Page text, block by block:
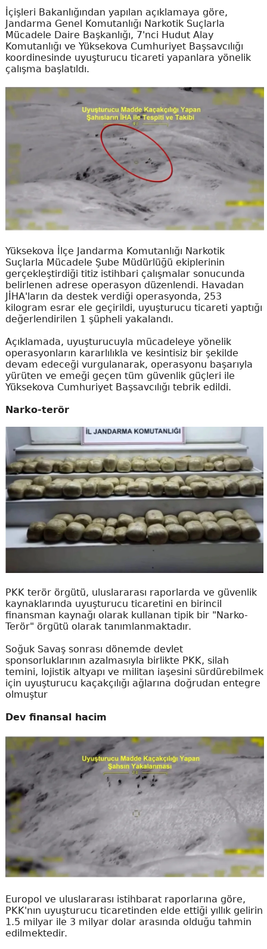
İçişleri Bakanlığından yapılan açıklamaya göre,
Jandarma Genel Komutanlığı Narkotik Suçlarla
Mücadele Daire Başkanlığı, 7'nci Hudut Alay
Komutanlığı ve Yüksekova Cumhuriyet Başsavcılığı
koordinesinde uyuşturucu ticareti yapanlara yönelik
çalışma başlatıldı.
Yüksekova İlçe Jandarma Komutanlığı Narkotik
Suçlarla Mücadele Şube Müdürlüğü ekiplerinin
gerçekleştirdiği titiz istihbari çalışmalar sonucunda
belirlenen adrese operasyon düzenlendi. Havadan
JİHA'ların da destek verdiği operasyonda, 253
kilogram esrar ele geçirildi, uyuşturucu ticareti yaptığı
değerlendirilen 1 şüpheli yakalandı.
Açıklamada, uyuşturucuyla mücadeleye yönelik
operasyonların kararlılıkla ve kesintisiz bir şekilde
devam edeceği vurgulanarak, operasyonu başarıyla
yürüten ve emeği geçen tüm güvenlik güçleri ile
Yüksekova Cumhuriyet Başsavcılığı tebrik edildi.
Narko-terör
PKK terör örgütü, uluslararası raporlarda ve güvenlik
kaynaklarında uyuşturucu ticaretini en birincil
finansman kaynağı olarak kullanan tipik bir "Narko-
Terör" örgütü olarak tanımlanmaktadır.
Soğuk Savaş sonrası dönemde devlet
sponsorluklarının azalmasıyla birlikte PKK, silah
temini, lojistik altyapı ve militan iaşesini sürdürebilmek
için uyuşturucu kaçakçılığı ağlarına doğrudan entegre
olmuştur
Dev finansal hacim
Europol ve uluslararası istihbarat raporlarına göre,
PKK'nın uyuşturucu ticaretinden elde ettiği yıllık gelirin
1.5 milyar ile 3 milyar dolar arasında olduğu tahmin
edilmektedir.